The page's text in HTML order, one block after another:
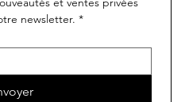
newsletter. *